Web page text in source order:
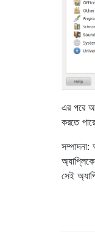
এর পরে
করতে
সম্পাদনা:
সেই